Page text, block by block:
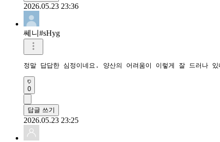
2026.05.23 23:36
쎄니#sHyg
정말 답답한 심정이네요. 양산의 어려움이 이렇게 잘 드러나 있
0
답글 쓰기
2026.05.23 23:25